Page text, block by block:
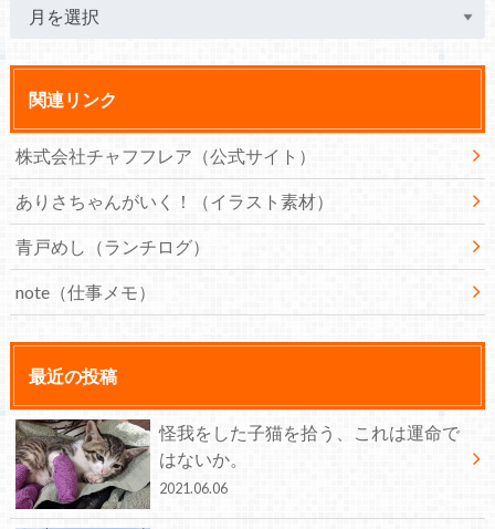
関連リンク
株式会社チャフフレア（公式サイト）
ありさちゃんがいく！（イラスト素材）
青戸めし（ランチログ）
note（仕事メモ）
最近の投稿
怪我をした子猫を拾う、これは運命で
はないか。
2021.06.06